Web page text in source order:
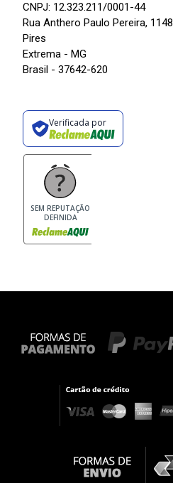
CNPJ: 12.323.211/0001-44
Rua Anthero Paulo Pereira, 1148
Pires
Extrema - MG
Brasil - 37642-620
Verificada por
SEM REPUTAÇÃO
DEFINIDA